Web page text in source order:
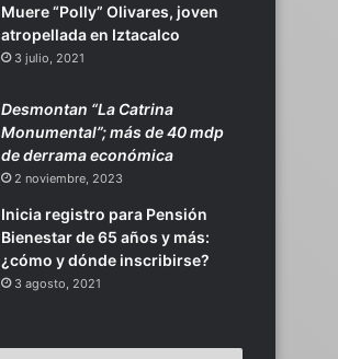
Muere “Polly” Olivares, joven
atropellada en Iztacalco
3 julio, 2021
Desmontan “La Catrina
Monumental”; más de 40 mdp
de derrama económica
2 noviembre, 2023
Inicia registro para Pensión
Bienestar de 65 años y más:
¿cómo y dónde inscribirse?
3 agosto, 2021